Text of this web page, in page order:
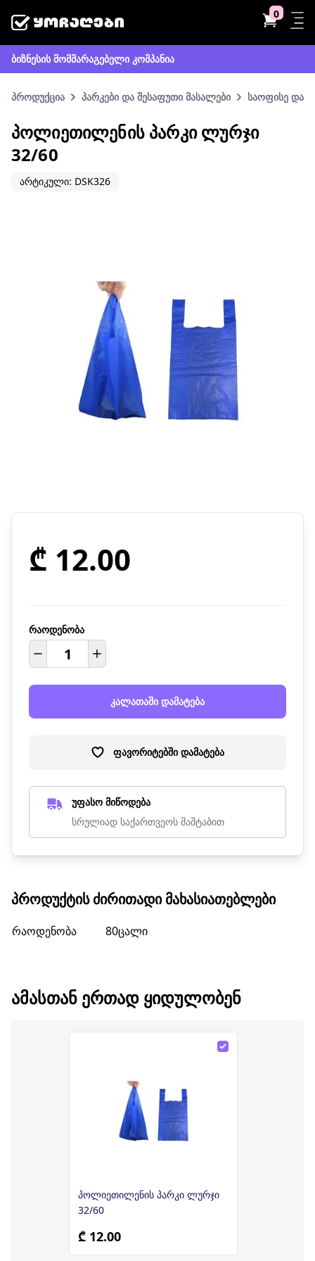
0
ბიზნესის მომმარაგებელი კომპანია
პროდუქცია პარკები და შესაფუთი მასალები საოფისე და
ᲞᲝᲚᲘᲔᲗᲘᲚᲔᲜᲘᲡ ᲞᲐᲠᲙᲘ ᲚᲣᲠᲯᲘ
32/60
არტიკული: DSK326
₾ 12.00
რაოდენობა
კალათაში დამატება
ფავორიტებში დამატება
უფასო მიწოდება
სრულიად საქართვეოს მაშტაბით
ᲞᲠᲝᲓᲣᲥᲢᲘᲡ ᲫᲘᲠᲘᲗᲐᲓᲘ ᲛᲐᲮᲐᲡᲘᲐᲗᲔᲑᲚᲔᲑᲘ
რაოდენობა 80ცალი
ᲐᲛᲐᲡᲗᲐᲜ ᲔᲠᲗᲐᲓ ᲧᲘᲓᲣᲚᲝᲑᲔᲜ
პოლიეთილენის პარკი ლურჯი
32/60
₾ 12.00